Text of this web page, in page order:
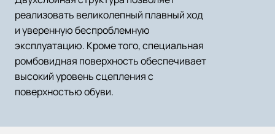
реализовать великолепный плавный ход
и уверенную беспроблемную
эксплуатацию. Кроме того, специальная
ромбовидная поверхность обеспечивает
высокий уровень сцепления с
поверхностью обуви.